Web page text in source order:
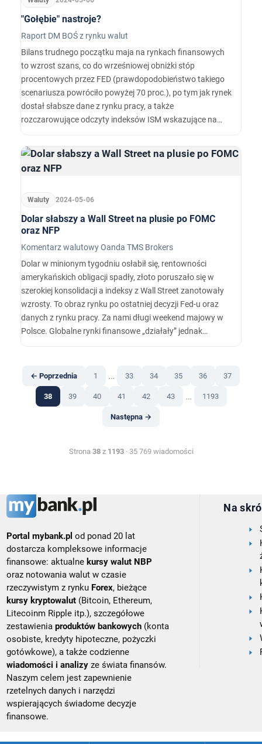
"Gołębie" nastroje?
Raport DM BOŚ z rynku walut
Bilans trudnego początku maja na rynkach finansowych
to wzrost szans, co do wrześniowej obniżki stóp
procentowych przez FED (prawdopodobieństwo takiego
scenariusza powróciło powyżej 70 proc.), po tym jak rynek
dostał słabsze dane z rynku pracy, a także
rozczarowujące odczyty indeksów ISM wskazujące na
Waluty 2024-05-06
Dolar słabszy a Wall Street na plusie po FOMC
oraz NFP
Komentarz walutowy Oanda TMS Brokers
Dolar w minionym tygodniu osłabił się, rentowności
amerykańskich obligacji spadły, złoto poruszało się w
szerokiej konsolidacji a indeksy z Wall Street zanotowały
wzrosty. To obraz rynku po ostatniej decyzji Fed-u oraz
danych z rynku pracy. Za nami długi weekend majowy w
Polsce. Globalne rynki finansowe „działały” jednak
konferencję prasową Powell-a.
← Poprzednia 1 … 33 34 35 36 37
38 39 40 41 42 43 … 1193
Następna →
Strona 38z 1193· 35 769 wiadomości
Portal mybank.pl od ponad 20 lat
dostarcza kompleksowe informacje
finansowe: aktualne kursy walut NBP
oraz notowania walut w czasie
rzeczywistym z rynku Forex, bieżące
kursy kryptowalut (Bitcoin, Ethereum,
Litecoinm Ripple itp.), szczegółowe
zestawieniaproduktów bankowych (konta
osobiste, kredyty hipoteczne, pożyczki
gotówkowe), a także codzienne
wiadomości i analizy ze świata finansów.
Naszym celem jest zapewnienie
rzetelnych danych i narzędzi
wspierających świadome decyzje
finansowe.
Na